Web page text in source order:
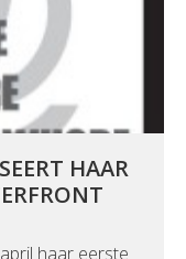
HAAR
haar eerste